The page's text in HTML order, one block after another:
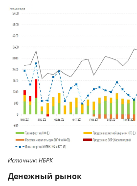
Источник: НБРК
Денежный рынок